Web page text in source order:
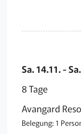
Sa. 14.11. -
8 Tage
Avangard
Belegung: 1